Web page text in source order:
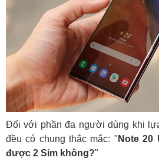
Đối với phần đa người dùng khi
đều có chung thắc mắc: " Note 20
được 2 Sim không?"